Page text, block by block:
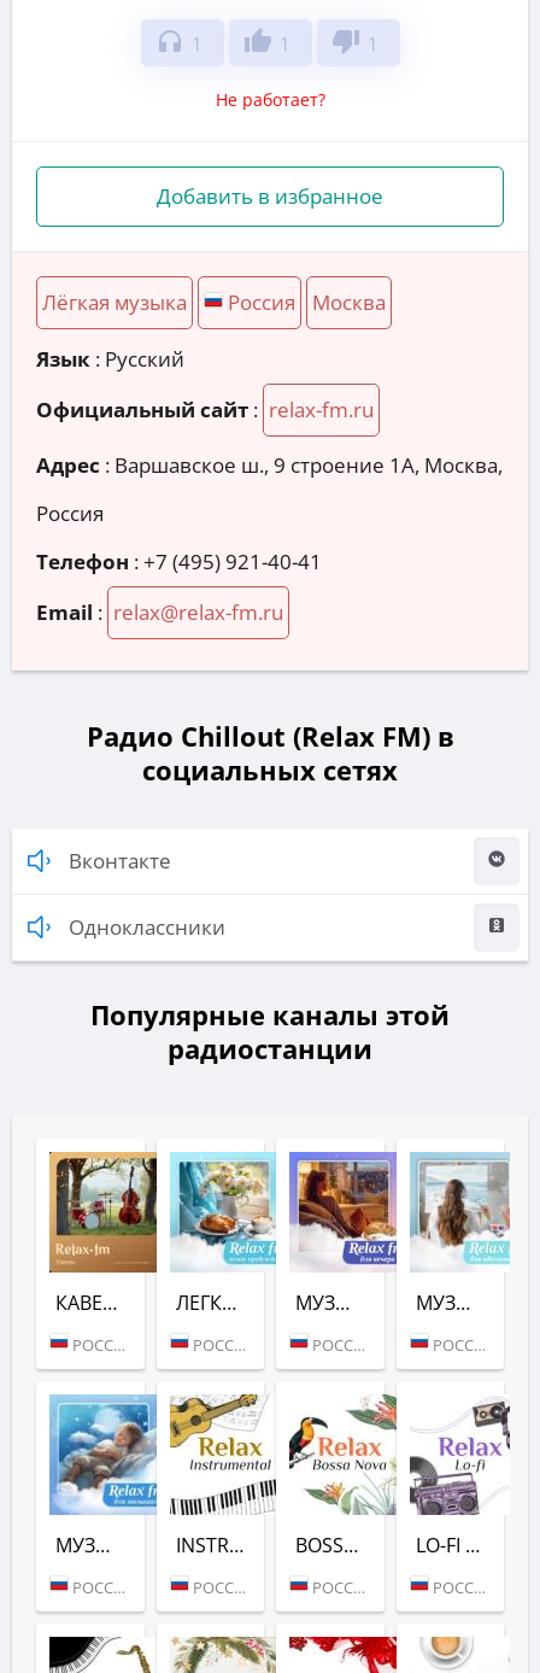
headphones 1 thumb_up 1 thumb_down 1
Не работает?
Добавить в избранное
Лёгкая музыка Россия Москва
Язык : Русский
Официальный сайт : relax-fm.ru
Адрес : Варшавское ш., 9 строение 1А, Москва,
Россия
Телефон :+7 (495) 921-40-41
Email : relax@relax-fm.ru
Радио Chillout (Relax FM) в
социальных сетях
Вконтакте
Одноклассники
Популярные каналы этой
радиостанции
КАВЕРЫ (RELAX FM)
РОССИЯ (МОСКВА)
ЛЕГКОЕ ПРОБУЖДЕНИЕ (RELAX FM)
РОССИЯ (МОСКВА)
МУЗЫКА ДЛЯ ВЕЧЕРА (RELAX FM)
РОССИЯ (МОСКВА)
МУЗЫКА ДЛЯ ВДОХНОВЕНИЯ (RELAX FM)
РОССИЯ (МОСКВА)
МУЗЫКА ДЛЯ МАЛЫШЕЙ (RELAX FM)
РОССИЯ (МОСКВА)
INSTRUMENTAL (RELAX FM)
РОССИЯ (МОСКВА)
BOSSA NOVA (RELAX FM)
РОССИЯ (МОСКВА)
LO-FI (RELAX FM)
РОССИЯ (МОСКВА)